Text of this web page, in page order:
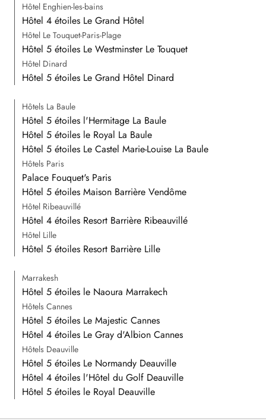
Hôtel Enghien-les-bains
Hôtel 4 étoiles Le Grand Hôtel
Hôtel Le Touquet-Paris-Plage
Hôtel 5 étoiles Le Westminster Le Touquet
Hôtel Dinard
Hôtel 5 étoiles Le Grand Hôtel Dinard
Hôtels La Baule
Hôtel 5 étoiles l'Hermitage La Baule
Hôtel 5 étoiles le Royal La Baule
Hôtel 5 étoiles Le Castel Marie-Louise La Baule
Hôtels Paris
Palace Fouquet's Paris
Hôtel 5 étoiles Maison Barrière Vendôme
Hôtel Ribeauvillé
Hôtel 4 étoiles Resort Barrière Ribeauvillé
Hôtel Lille
Hôtel 5 étoiles Resort Barrière Lille
Marrakesh
Hôtel 5 étoiles le Naoura Marrakech
Hôtels Cannes
Hôtel 5 étoiles Le Majestic Cannes
Hôtel 4 étoiles Le Gray d'Albion Cannes
Hôtels Deauville
Hôtel 5 étoiles Le Normandy Deauville
Hôtel 4 étoiles l'Hôtel du Golf Deauville
Hôtel 5 étoiles le Royal Deauville